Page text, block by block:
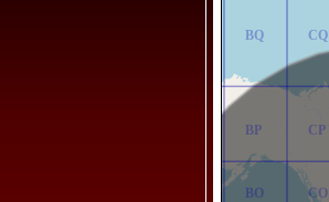
BO
BP
BQ
CO
CP
CQ